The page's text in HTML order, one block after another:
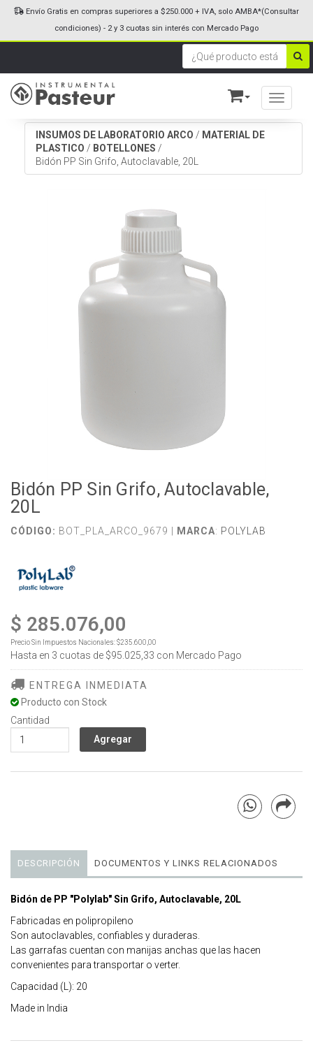
Toggle
Envío Gratis en compras superiores a $250.000 + IVA, solo AMBA*(Consultar
condiciones) - 2 y 3 cuotas sin interés con Mercado Pago
INSUMOS DE LABORATORIO ARCO / MATERIAL DE
PLASTICO / BOTELLONES /
Bidón PP Sin Grifo, Autoclavable, 20L
Bidón PP Sin Grifo, Autoclavable,
20L
CÓDIGO: BOT_PLA_ARCO_9679 | MARCA: POLYLAB
$ 285.076,00
Precio Sin Impuestos Nacionales:$235.600,00
Hasta en 3 cuotas de $95.025,33 con Mercado Pago
ENTREGA INMEDIATA
Producto con Stock
Cantidad
DESCRIPCIÓN DOCUMENTOS Y LINKS RELACIONADOS
Bidón de PP "Polylab"Sin Grifo, Autoclavable, 20L
Fabricadas en polipropileno
Son autoclavables, confiables y duraderas.
Las garrafas cuentan con manijas anchas que las hacen
convenientes para transportar o verter.
Capacidad (L): 20
Made in India